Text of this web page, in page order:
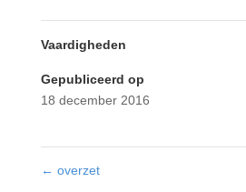
Vaardigheden
Gepubliceerd op
18 december 2016
← overzet